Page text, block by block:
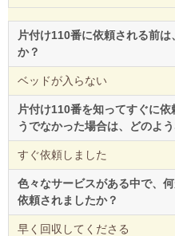
片付け110番に依頼される前
か？
ベッドが入らない
片付け110番を知ってすぐに
うでなかった場合は、どのよ
すぐ依頼しました
色々なサービスがある中で、
依頼されましたか？
早く回収してくださる